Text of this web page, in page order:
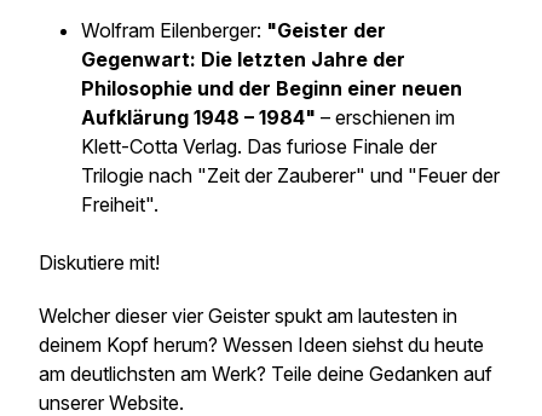
Wolfram Eilenberger: "Geister der
Gegenwart: Die letzten Jahre der
Philosophie und der Beginn einer neuen
Aufklärung 1948 – 1984" – erschienen im
Klett-Cotta Verlag. Das furiose Finale der
Trilogie nach "Zeit der Zauberer" und "Feuer der
Freiheit".
Diskutiere mit!
Welcher dieser vier Geister spukt am lautesten in
deinem Kopf herum? Wessen Ideen siehst du heute
am deutlichsten am Werk? Teile deine Gedanken auf
unserer Website.